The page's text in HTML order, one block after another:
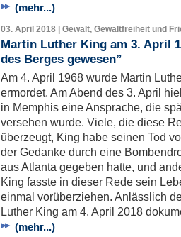
(mehr...)
03. April 2018 | Gewalt, Gewaltfreiheit und
Martin Luther King am 3. April
des Berges gewesen”
Am 4. April 1968 wurde Martin
ermordet. Am Abend des 3. April
in Memphis eine Ansprache, die
versehen wurde. Viele, die diese
überzeugt, King habe seinen Tod
der Gedanke durch eine
aus Atlanta gegeben hatte, und
King fasste in dieser Rede sein
einmal vorüberziehen. Anlässlich
Luther King am 4. April 2018
(mehr...)